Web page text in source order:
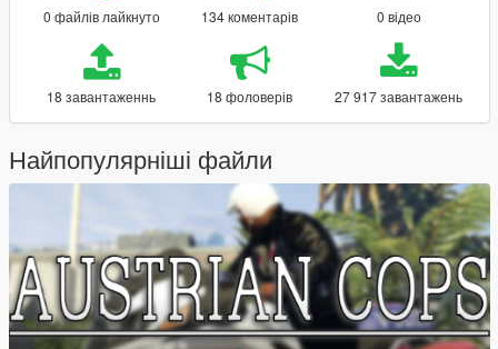
0 файлів лайкнуто 134 коментарів 0 відео
18 завантаженнь 18 фоловерів 27 917 завантажень
Найпопулярніші файли